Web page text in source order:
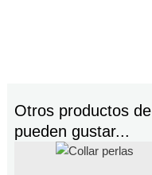
Otros productos de
pueden gustar...